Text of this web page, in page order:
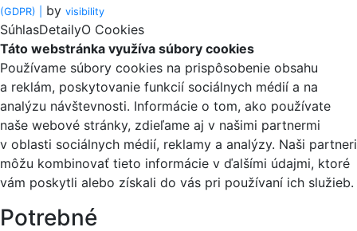
(GDPR) |
by visibility
SúhlasDetailyO Cookies
Táto webstránka využíva súbory cookies
Používame súbory cookies na prispôsobenie obsahu
a reklám, poskytovanie funkcií sociálnych médií a na
analýzu návštevnosti. Informácie o tom, ako používate
naše webové stránky, zdieľame aj v našimi partnermi
v oblasti sociálnych médií, reklamy a analýzy. Naši partneri
môžu kombinovať tieto informácie v ďalšími údajmi, ktoré
vám poskytli alebo získali do vás pri používaní ich služieb.
Potrebné